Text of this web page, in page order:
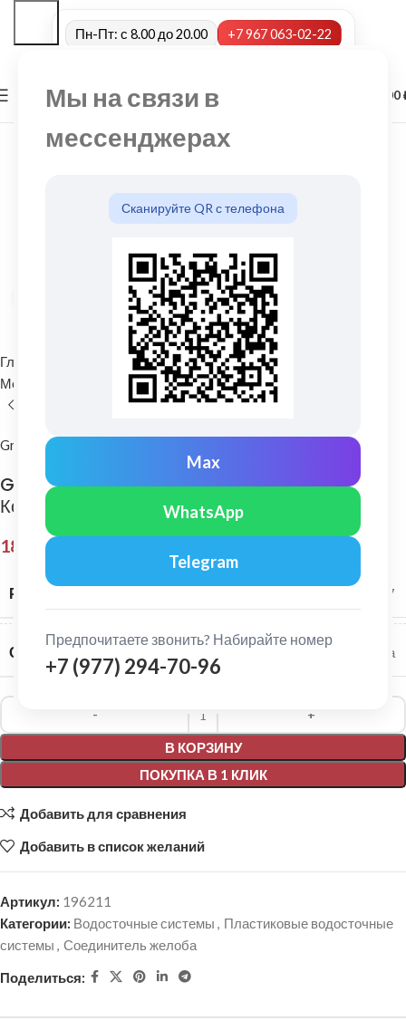
Мы на связи в
мессенджерах
Сканируйте QR с телефона
Max
WhatsApp
Telegram
Предпочитаете звонить? Набирайте номер
+7 (977) 294-70-96
Пн-Пт: с 8.00 до 20.00 +7 967 063-02-22
МЕНЮ 0,00
Нажмите, чтобы увеличить
Главная
Водосточные системы
Металлические водосточные системы Соединитель желоба
Grand Line
Grand Line: Соединитель желобов Классика
Коричневый
181,00
РАЗМЕР СИСТЕМЫ 120/87
СЕРИЯ Классика
В КОРЗИНУ
ПОКУПКА В 1 КЛИК
Alternative:
Добавить для сравнения
Добавить в список желаний
Артикул: 196211
Категории: Водосточные системы , Пластиковые водосточные
системы , Соединитель желоба
Поделиться: